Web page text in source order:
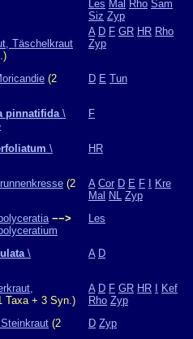
Les Mal Rho Sam
Siz Zyp
Täschelkraut
A D F GR HR Rho
Zyp
(2
D E Tun
pinnatifida\
F
\
HR
(2
A Cor D E F
Kre
Mal NL Zyp
−−>
Les
\
A D
Taxa + 3 Syn.)
A D F GR HR
Kef
Rho Zyp
(2
D Zyp